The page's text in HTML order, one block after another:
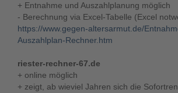
+ Entnahme und Auszahlplanung möglich
- Berechnung via Excel-Tabelle (Excel
https://www.gegen-altersarmut.de/
Auszahlplan-Rechner.htm
riester-rechner-67.de
+ online möglich
+ zeigt, ab wieviel Jahren sich die